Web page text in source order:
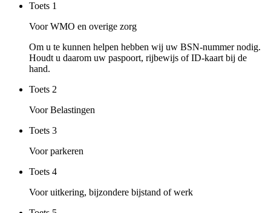
Toets 1
Voor WMO en overige zorg
Om u te kunnen helpen hebben wij uw BSN-nummer nodig.
Houdt u daarom uw paspoort, rijbewijs of ID-kaart bij de
hand.
Toets 2
Voor Belastingen
Toets 3
Voor parkeren
Toets 4
Voor uitkering, bijzondere bijstand of werk